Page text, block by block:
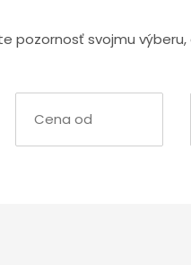
pozornosť svojmu